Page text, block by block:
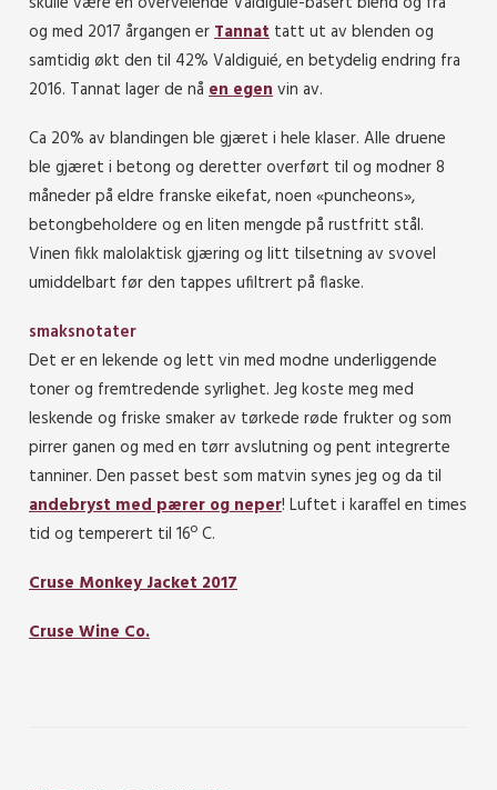
og med 2017 årgangen erTannat tatt ut av blenden og
samtidig økt den til 42% Valdiguié, en betydelig endring fra
2016. Tannat lager de nå en egenvin av.
Ca 20% av blandingen ble gjæret i hele klaser. Alle druene
ble gjæret i betong og deretter overført til og modner 8
måneder på eldre franske eikefat, noen «puncheons»,
betongbeholdere og en liten mengde på rustfritt stål.
Vinen fikk malolaktisk gjæring og litt tilsetning av svovel
umiddelbart før den tappes ufiltrert på flaske.
smaksnotater
Det er en lekende og lett vin med modne underliggende
toner og fremtredende syrlighet. Jeg koste meg med
leskende og friske smaker av tørkede røde frukter og som
pirrer ganen og med en tørr avslutning og pent integrerte
tanniner. Den passet best som matvin synes jeg og da til
andebryst med pærer og neper! Luftet i karaffel en times
tid og temperert til 16º C.
Cruse Monkey Jacket 2017
Cruse Wine Co.